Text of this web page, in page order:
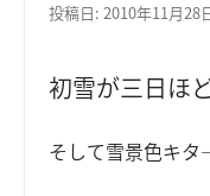
投稿日:2010年11月28
初雪が三日ほど
そして雪景色